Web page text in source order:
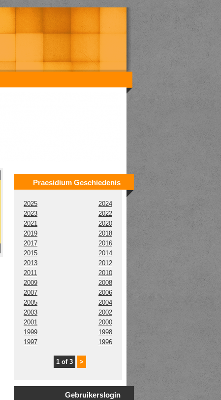
Praesidium Geschiedenis
2025
2024
2023
2022
2021
2020
2019
2018
2017
2016
2015
2014
2013
2012
2011
2010
2009
2008
2007
2006
2005
2004
2003
2002
2001
2000
1999
1998
1997
1996
1 of 3 >
Gebruikerslogin